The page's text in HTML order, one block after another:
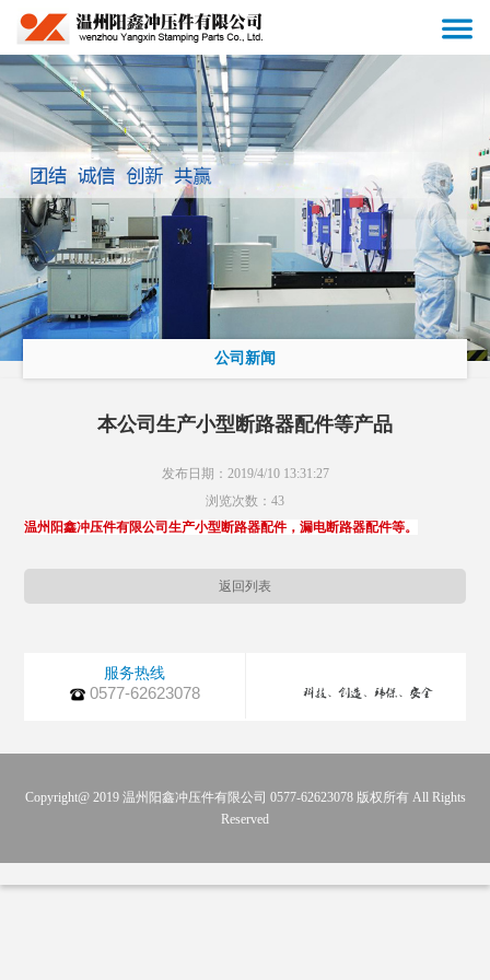
公司新闻
本公司生产小型断路器配件等产品
发布日期：2019/4/10 13:31:27
浏览次数： 43
温州阳鑫冲压件有限公司生产小型断路器配件，漏电断路器配件等。
返回列表
服务热线
0577-62623078
Copyright@ 2019 温州阳鑫冲压件有限公司 0577-62623078 版权所有 All Rights
Reserved